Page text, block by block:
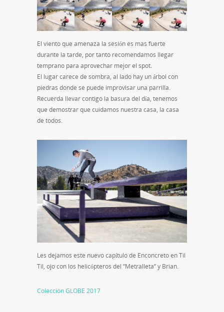
El viento que amenaza la sesión es mas fuerte
durante la tarde, por tanto recomendamos llegar
temprano para aprovechar mejor el spot.
El lugar carece de sombra, al lado hay un árbol con
piedras donde se puede improvisar una parrilla.
Recuerda llevar contigo la basura del día, tenemos
que demostrar que cuidamos nuestra casa, la casa
de todos.
Les dejamos este nuevo capítulo de Enconcreto en Til
Til, ojo con los helicópteros del “Metralleta” y Brian.
Coleccion GLOBE 2017